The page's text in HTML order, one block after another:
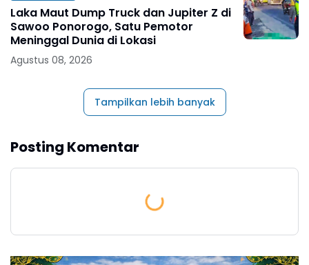
Laka Maut Dump Truck dan Jupiter Z di
Sawoo Ponorogo, Satu Pemotor
Meninggal Dunia di Lokasi
Agustus 08, 2026
Tampilkan lebih banyak
Posting Komentar